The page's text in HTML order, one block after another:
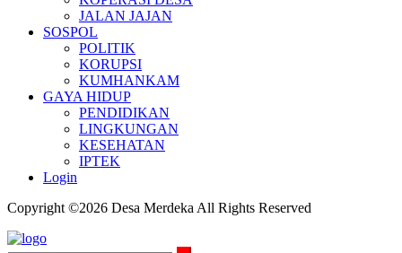
JALAN JAJAN
SOSPOL
POLITIK
KORUPSI
KUMHANKAM
GAYA HIDUP
PENDIDIKAN
LINGKUNGAN
KESEHATAN
IPTEK
Login
Copyright ©2026 Desa Merdeka All Rights Reserved